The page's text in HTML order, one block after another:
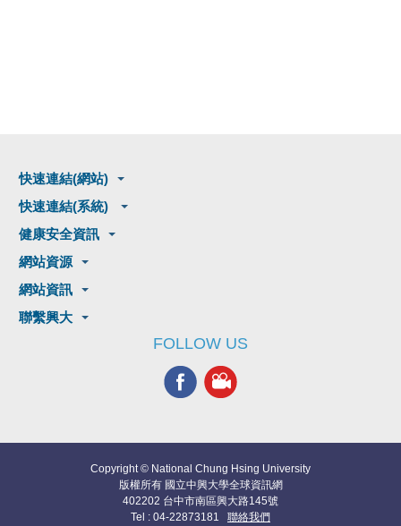
快速連結(網站)
快速連結(系統)
健康安全資訊
網站資源
網站資訊
聯繫興大
FOLLOW US
Copyright © National Chung Hsing University
版權所有 國立中興大學全球資訊網
402202 台中市南區興大路145號
Tel : 04-22873181 聯絡我們